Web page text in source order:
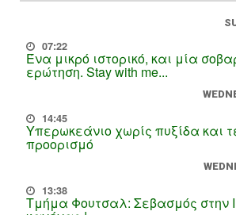
07:22
Ένα μικρό ιστορικό, και μία
ερώτηση. Stay with me...
14:45
Υπερωκεάνιο χωρίς πυξίδα και
προορισμό
13:38
Τμήμα Φουτσαλ: Σεβασμός στην